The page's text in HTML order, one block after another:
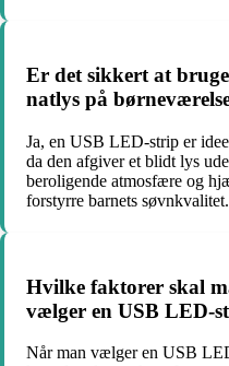
Er det sikkert at
natlys på
Ja, en USB LED-strip er
da den afgiver et blidt lys
beroligende atmosfære og
forstyrre barnets søvnkvalitet.
Hvilke faktorer skal
vælger en USB LED-
Når man vælger en USB